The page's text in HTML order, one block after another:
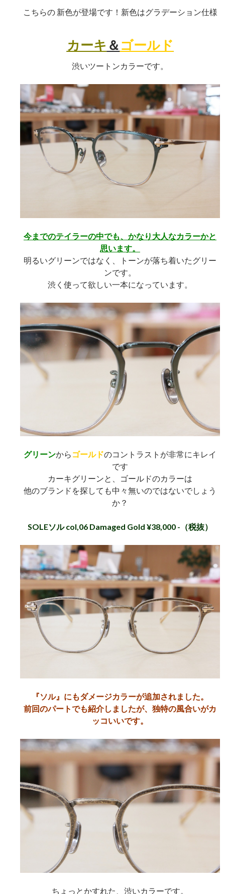
こちらの 新色が登場です！新色はグラデーション仕様
カーキ ＆ゴールド
渋いツートンカラーです。
今までのテイラーの中でも、かなり大人なカラーかと
思います。
明るいグリーンではなく、トーンが落ち着いたグリー
ンです。
渋く使って欲しい一本になっています。
グリーンから ゴールドのコントラストが非常にキレイ
です
カーキグリーンと、ゴールドのカラーは
他のブランドを探しても中々無いのではないでしょう
か？
SOLEソル col,06 Damaged Gold ¥38,000 -（税抜）
『ソル』にもダメージカラーが追加されました。
前回のパートでも紹介しましたが、独特の風合いがカ
ッコいいです。
ちょっとかすれた、渋いカラーです。